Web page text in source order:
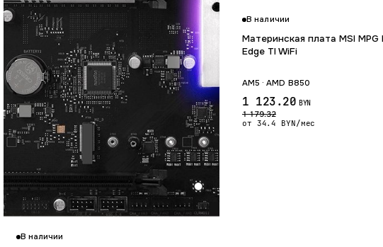
Гарантия 24 мес.
В наличии
В наличии
Материнская плата MSI MPG
Edge TI WiFi
AM5 · AMD B850
1 123.20 BYN
1 179.32
от 34.4 BYN/мес